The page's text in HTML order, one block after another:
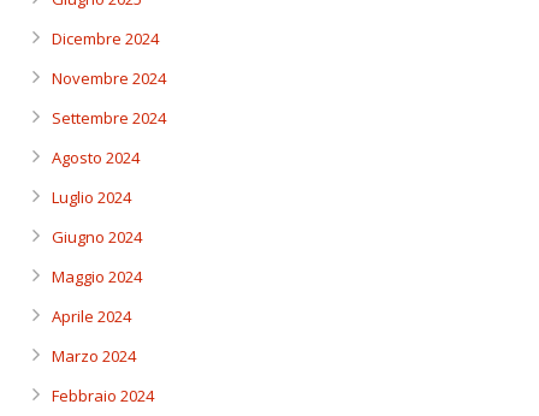
Dicembre 2024
Novembre 2024
Settembre 2024
Agosto 2024
Luglio 2024
Giugno 2024
Maggio 2024
Aprile 2024
Marzo 2024
Febbraio 2024